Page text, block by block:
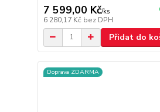
7 599,00 Kč/ks
6 280,17 Kč bez DPH
Přidat do
Doprava ZDARMA